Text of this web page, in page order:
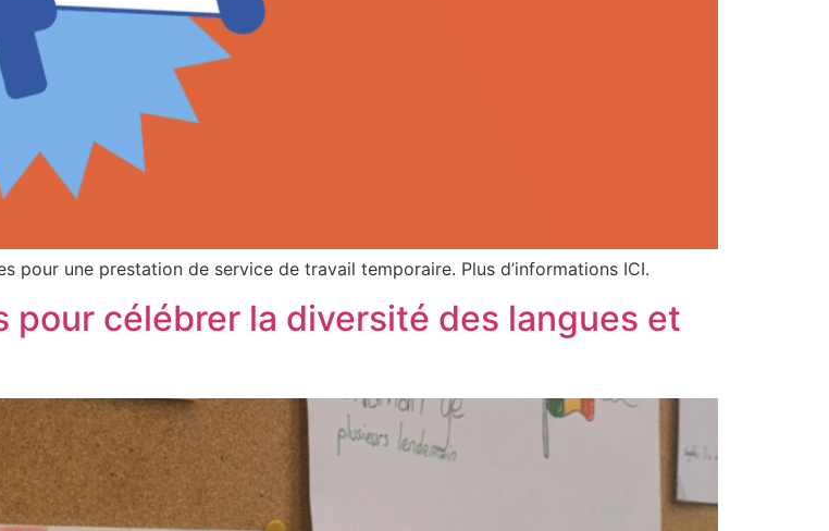
pour une prestation de service de travail temporaire. Plus d’informations ICI.
pour célébrer la diversité des langues et